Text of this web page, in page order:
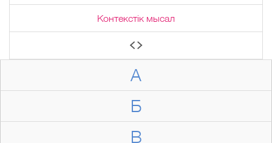
А
Б
В
Контекстік мысал